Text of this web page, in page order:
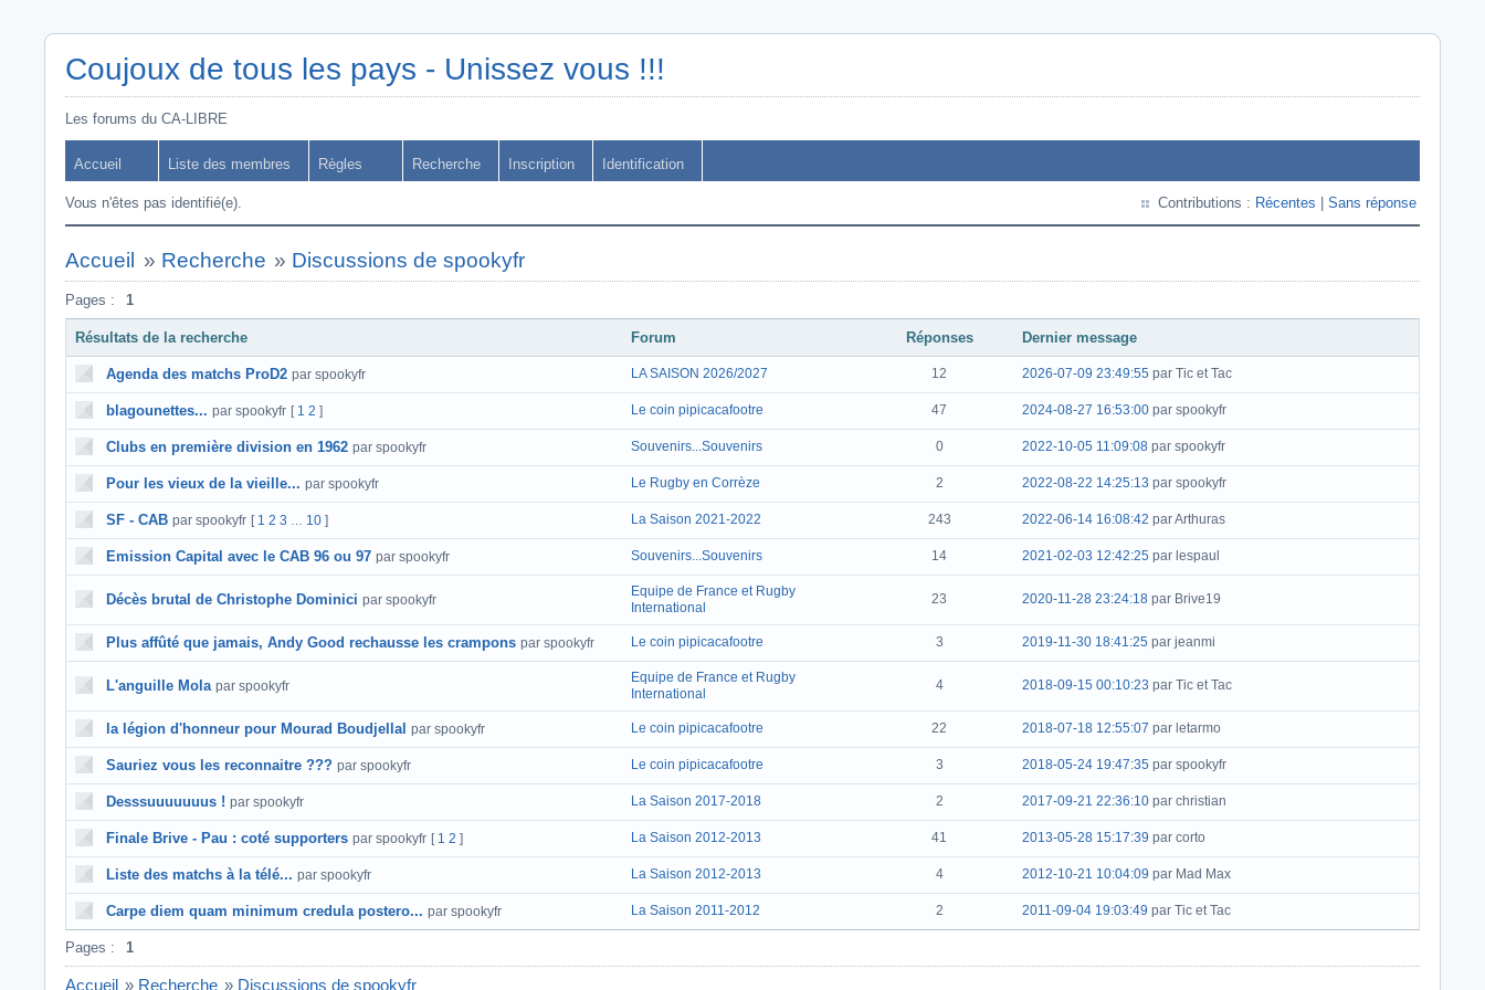
Coujoux de tous les pays - Unissez vous !!!
Les forums du CA-LIBRE
Accueil Liste des membres Règles Recherche Inscription Identification
Vous n'êtes pas identifié(e). Contributions : Récentes Sans réponse
Accueil » Recherche » Discussions de spookyfr
Pages : 1
Résultats de la recherche Forum Réponses Dernier message
Agenda des matchs ProD2 par spookyfr LA SAISON 2026/2027 12 2026-07-09 23:49:55 par Tic et Tac
blagounettes... par spookyfr [ 1 2 ] Le coin pipicacafootre 47 2024-08-27 16:53:00 par spookyfr
Clubs en première division en 1962 par spookyfr Souvenirs...Souvenirs 0 2022-10-05 11:09:08 par spookyfr
Pour les vieux de la vieille... par spookyfr Le Rugby en Corrèze 2 2022-08-22 14:25:13 par spookyfr
SF - CAB par spookyfr [ 1 2 3 10 ] La Saison 2021-2022 243 2022-06-14 16:08:42 par Arthuras
Emission Capital avec le CAB 96 ou 97 par spookyfr Souvenirs...Souvenirs 14 2021-02-03 12:42:25 par lespaul
Décès brutal de Christophe Dominici par spookyfr
Equipe de France et Rugby
International
23 2020-11-28 23:24:18 par Brive19
Plus affûté que jamais, Andy Good rechausse les crampons par spookyfr Le coin pipicacafootre 3 2019-11-30 18:41:25 par jeanmi
L'anguille Mola par spookyfr
Equipe de France et Rugby
International
4 2018-09-15 00:10:23 par Tic et Tac
la légion d'honneur pour Mourad Boudjellal par spookyfr Le coin pipicacafootre 22 2018-07-18 12:55:07 par letarmo
Sauriez vous les reconnaitre ??? par spookyfr Le coin pipicacafootre 3 2018-05-24 19:47:35 par spookyfr
Desssuuuuuuus ! par spookyfr La Saison 2017-2018 2 2017-09-21 22:36:10 par christian
Finale Brive - Pau : coté supporters par spookyfr [ 1 2 ] La Saison 2012-2013 41 2013-05-28 15:17:39 par corto
Liste des matchs à la télé... par spookyfr La Saison 2012-2013 4 2012-10-21 10:04:09 par Mad Max
Carpe diem quam minimum credula postero... par spookyfr La Saison 2011-2012 2 2011-09-04 19:03:49 par Tic et Tac
Pages : 1
Accueil » Recherche » Discussions de spookyfr